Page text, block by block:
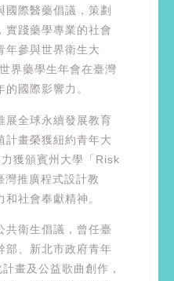
國際醫藥倡議，策劃
實踐藥學專業的社會
年參與世界衛生大
界藥學生年會在臺灣
國際影響力。
展全球永續發展教育
計畫榮獲紐約青年大
獲頒賓州大學「Risk
推廣程式設計教
社會奉獻精神。
共衛生倡議，曾任臺
部、新北市政府青年
畫及公益歌曲創作，